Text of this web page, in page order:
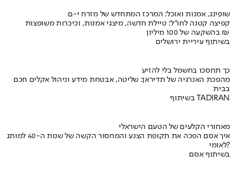
שופינג, אמנות ואוכל: המרכז המתחדש של מזרח י-ם
קפיצה קטנה לחו"ל: טיילת חדשה, מיצגי אמנות, וכיכרות משופצות
בהשקעה של 100 מיליון ₪
בשיתוף עיריית ירושלים
כך תחסכו בחשמל בלי להזיע
מהפכת האנרגיה של תדיראן: שליטה, אבטחת מידע וניהול אקלים חכם
בבית
בשיתוף TADIRAN
מאחורי הקלעים של הטעם הישראלי
איך אסם הפכה את תקופת הצנע והמחסור הקשה של שנות ה-40 למותג
לאומי?
בשיתוף אסם